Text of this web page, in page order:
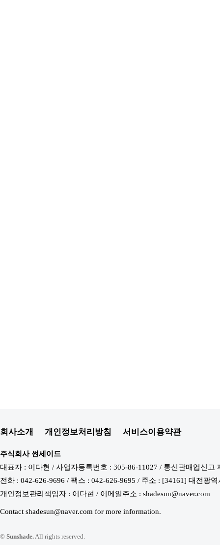
회사소개 개인정보처리방침 서비스이용약관
주식회사 썬세이드
대표자 : 이다현 / 사업자등록번호 : 305-86-11027 / 통신판매업신고
전화 : 042-626-9696 / 팩스 : 042-626-9695 / 주소 : [34161] 대전광
개인정보관리책임자 : 이다현 / 이메일주소 : shadesun@naver.com
Contact shadesun@naver.com for more information.
© Sunshade.All rights reserved.